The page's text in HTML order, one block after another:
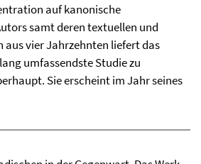
auf kanonische
samt deren textuellen und
aus vier Jahrzehnten liefert das
umfassendste Studie zu
Sie erscheint im Jahr seines